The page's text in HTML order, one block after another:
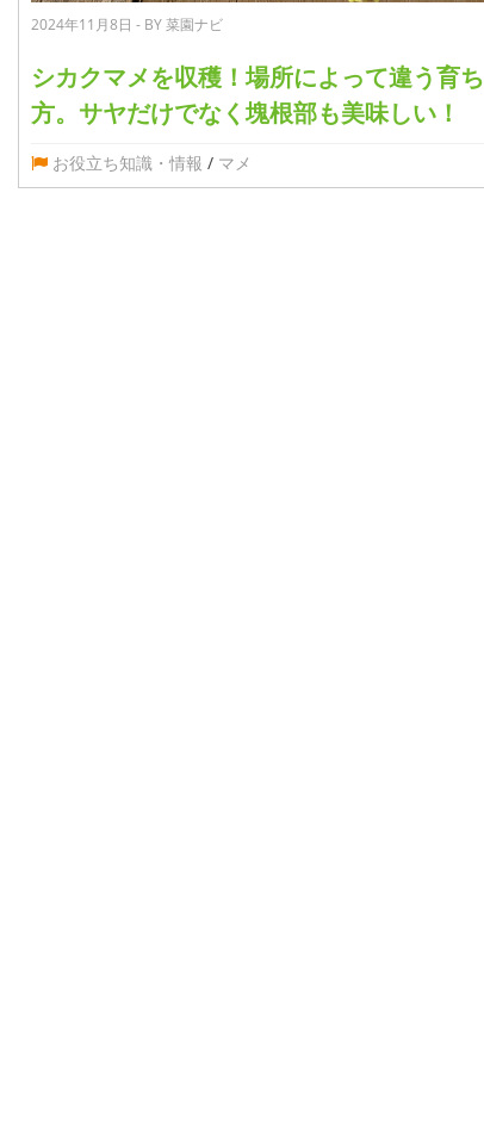
2024年11月8日 - BY 菜園ナビ
シカクマメを収穫！場所によって違う育ち
方。サヤだけでなく塊根部も美味しい！
お役立ち知識・情報 / マメ